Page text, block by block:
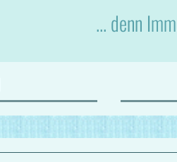
... denn